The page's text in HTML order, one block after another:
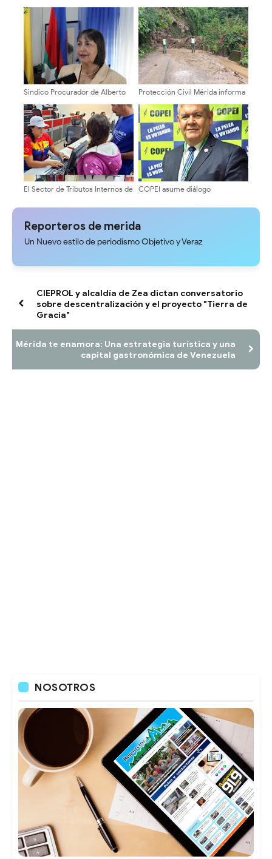
mediante verificaciones y
charlas educativas en Mérida
Sindico Procurador de Alberto
responsabilidad exclusiva de sus
promotores
Protección Civil Mérida informa
Páramo
El Sector de Tributos Internos de
servidores públicos al servicio
COPEI asume diálogo
vocación de unidad y exigencia
Reporteros de merida
Un Nuevo estilo de periodismo Objetivo y Veraz
CIEPROL y alcaldía de Zea dictan conversatorio
sobre descentralización y el proyecto "Tierra de
Gracia"
Mérida te enamora: Una estrategia turística y una
capital gastronómica de Venezuela
NOSOTROS